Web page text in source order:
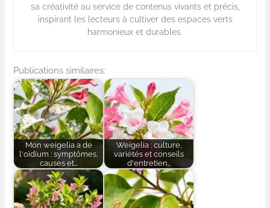
sa créativité au service de contenus vivants et précis,
inspirant les lecteurs à cultiver des espaces verts
harmonieux et durables.
Publications similaires:
Mon weigelia a de
l'oïdium : symptômes,
causes et…
Weigelia : culture,
variétés et conseils
d'entretien…